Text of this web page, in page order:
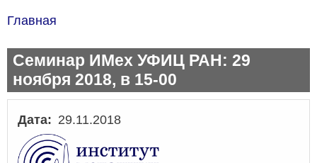
Главная
Семинар ИМех УФИЦ РАН: 29
ноября 2018, в 15-00
Дата 29.11.2018